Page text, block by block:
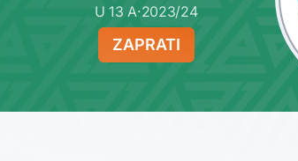
U 13 A·2023/24
ZAPRATI